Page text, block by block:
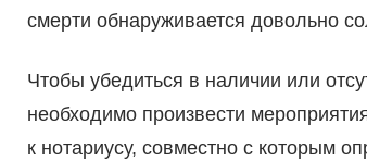
смерти обнаруживается довольно
Чтобы убедиться в наличии или
необходимо произвести
к нотариусу, совместно с которым